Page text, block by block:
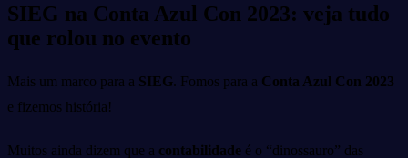
SIEG na Conta Azul Con 2023: veja tudo
que rolou no evento
Mais um marco para a SIEG. Fomos para a Conta Azul Con 2023
e fizemos história!
Muitos ainda dizem que a contabilidade é o “dinossauro” das